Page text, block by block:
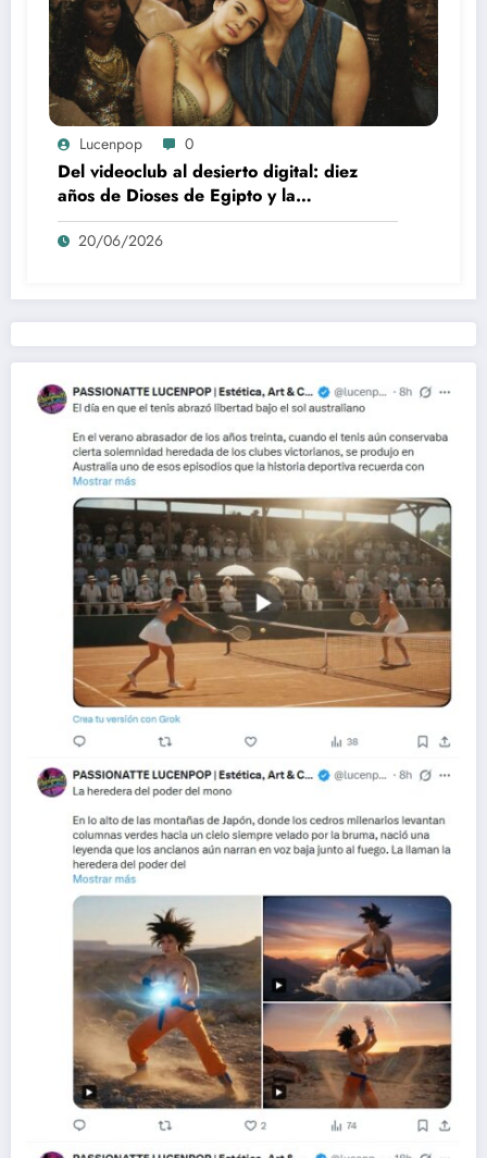
Lucenpop 0
Del videoclub al desierto digital: diez
años de Dioses de Egipto y la
desaparición del blockbuster sin
complejos
20/06/2026